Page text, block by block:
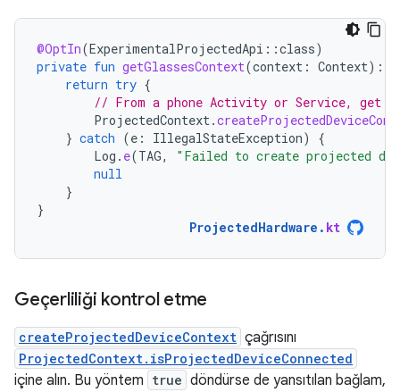
@OptIn(ExperimentalProjectedApi ::class)
private fun getGlassesContext(context : Context):
return try {
// From a phone Activity or Service, get
ProjectedContext.
} catch (e : IllegalStateException)
{
Log . e(TAG,
"Failed to create projected
null
}
}
ProjectedHardware . kt
Geçerliliği kontrol etme
createProjectedDeviceContext çağrısını
ProjectedContext.isProjectedDeviceConnected
içine alın. Bu yöntem true döndürse de yansıtılan bağlam,